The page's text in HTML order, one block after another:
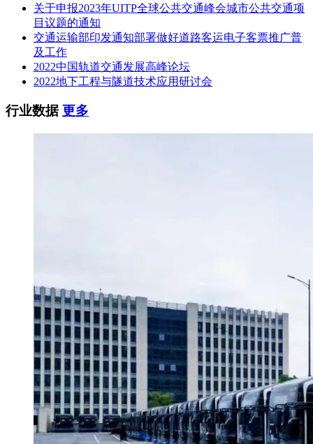
2.2.1
分值构
成（总
分100
分）
售后服务：10.00 分
评标基
准价计
算方法
为A（若有效投标文件小于7家时，取
A；若有效投标文件大于等于7家小于
10家时，去掉其中的一个最高价和一
个最低价后取算术平均值为A；若有效
投标文件大于等于10家时，去掉其中
的二个最高价和二个最低价后取算术
平均值为A）。
K取值为99%（取值范围为：
95%~100%，在招标文件中明确或开
标前随机抽取）
关于申报2023年UITP全球公共交通峰会城市公共交通项
目议题的通知
交通运输部印发通知部署做好道路客运电子客票推广普
及工作
2022中国轨道交通发展高峰论坛
2022地下工程与隧道技术应用研讨会
行业数据更多